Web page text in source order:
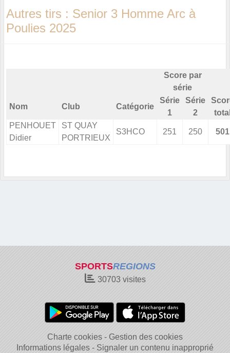
Autres tirs : Senior 3 Homme Arc à
Poulies 2025
Score par
série
Nom Club Catégorie
Série
1
Série
2
PENHOUET
Didier
ST QUAY
PORTRIEUX
S3HCO 251 250 501
SPORTSREGIONS
30703visites
Charte cookies
Gestion des cookies
Informations légales
Signaler un contenu inapproprié